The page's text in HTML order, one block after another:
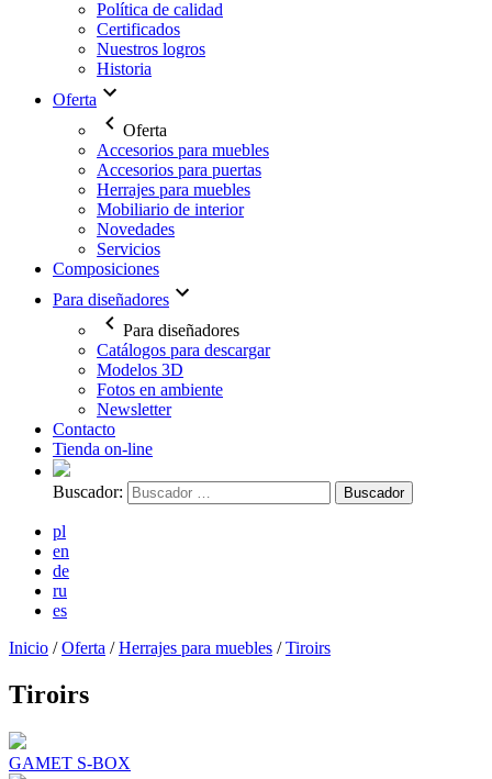
Política de calidad
Certificados
Nuestros logros
Historia
Oferta
Oferta
Accesorios para muebles
Accesorios para puertas
Herrajes para muebles
Mobiliario de interior
Novedades
Servicios
Composiciones
Para diseñadores
Para diseñadores
Catálogos para descargar
Modelos 3D
Fotos en ambiente
Newsletter
Contacto
Tienda on-line
Buscador:
pl
en
de
ru
es
Inicio /Oferta /Herrajes para muebles /Tiroirs
Tiroirs
GAMET S-BOX